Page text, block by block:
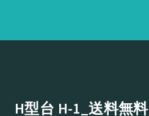
H型台 H-1_送料無料